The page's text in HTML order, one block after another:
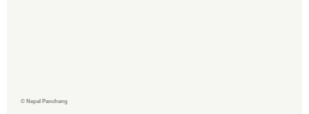
© Nepal Panchang